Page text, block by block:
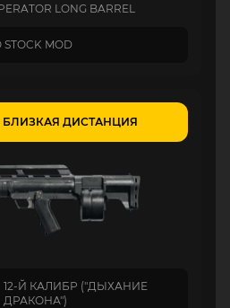
LONG BARREL
STOCK MOD
- БЛИЗКАЯ ДИСТАНЦИЯ
12-Й КАЛИБР ("ДЫХАНИЕ
ДРАКОНА")